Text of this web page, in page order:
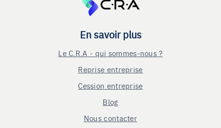
En savoir plus
Le C.R.A - qui sommes-nous ?
Reprise entreprise
Cession entreprise
Blog
Nous contacter